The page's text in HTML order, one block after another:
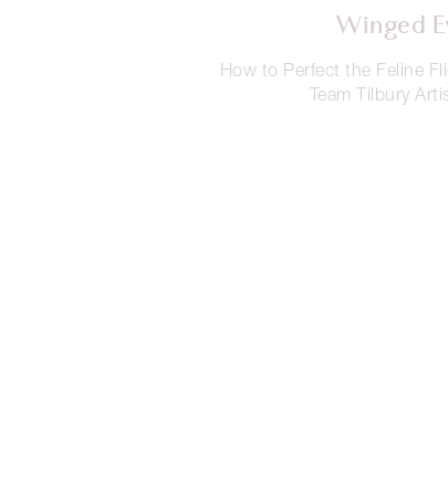
Winged
How to Perfect the Feline
Team Tilbury